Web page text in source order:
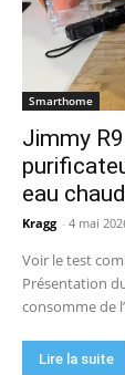
Smarthome
Jimmy
eau
Kragg - 4 mai
Voir le test
Présentation
consomme de
Lire la suite